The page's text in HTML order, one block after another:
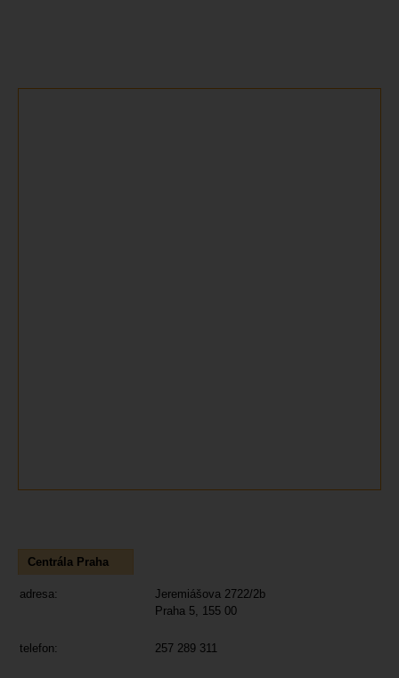
Centrála Praha
adresa:
Jeremiášova 2722/2b
Praha 5, 155 00
telefon: 257 289 311